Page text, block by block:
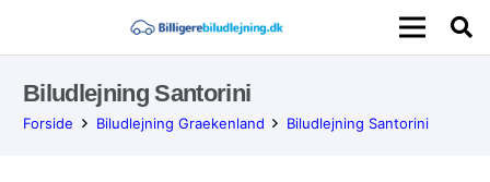
Biludlejning Santorini
Forside Biludlejning Graekenland Biludlejning Santorini